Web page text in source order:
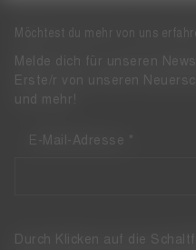
Möchtest du mehr von uns
Melde dich für unseren
Erste/r von unseren
und mehr!
E-Mail-Adresse
Durch Klicken auf die